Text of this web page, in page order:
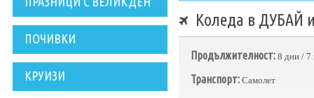
ПОЧИВКИ
КРУИЗИ
Коледа в ДУБАЙ
Продължителност: 8 дни / 7
Транспорт: Самолет